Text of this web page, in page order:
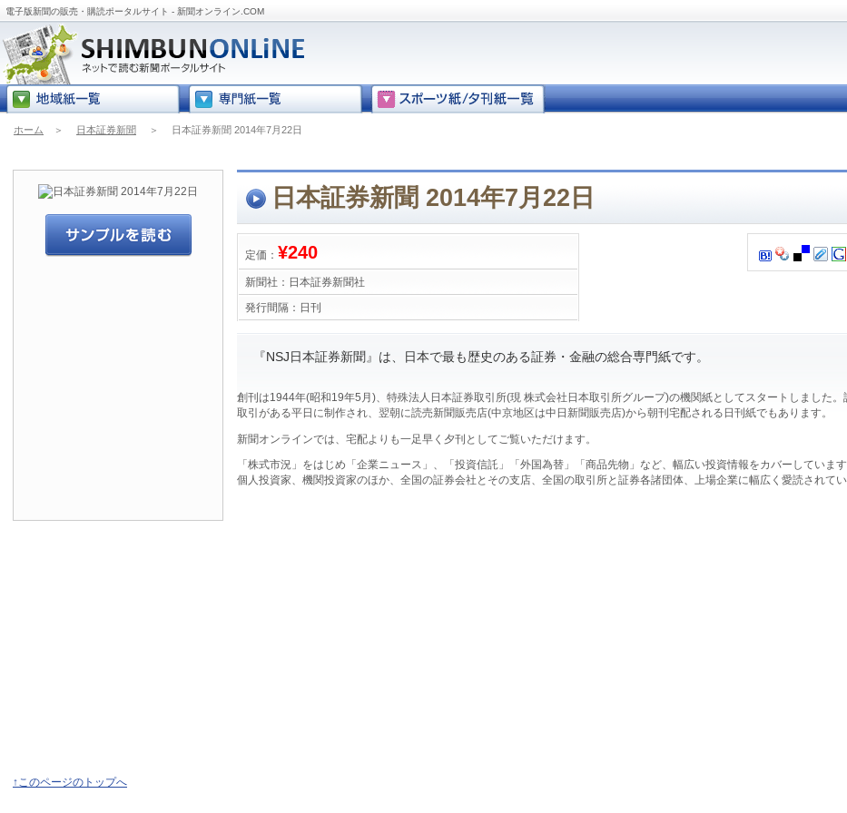
電子版新聞の販売・購読ポータルサイト - 新聞オンライン.COM
ホーム ＞ 日本証券新聞 ＞ 日本証券新聞 2014年7月22日
日本証券新聞 2014年7月22日
定価： ¥240
新聞社： 日本証券新聞社
発行間隔： 日刊
『NSJ日本証券新聞』は、日本で最も歴史のある証券・金融の総合専門紙です。
創刊は1944年(昭和19年5月)、特殊法人日本証券取引所(現 株式会社日本取引所グループ)の機関紙としてスタートしました。
取引がある平日に制作され、翌朝に読売新聞販売店(中京地区は中日新聞販売店)から朝刊宅配される日刊紙でもあります。
新聞オンラインでは、宅配よりも一足早く夕刊としてご覧いただけます。
「株式市況」をはじめ「企業ニュース」、「投資信託」「外国為替」「商品先物」など、幅広い投資情報をカバーしています
個人投資家、機関投資家のほか、全国の証券会社とその支店、全国の取引所と証券各諸団体、上場企業に幅広く愛読されてい
↑このページのトップへ